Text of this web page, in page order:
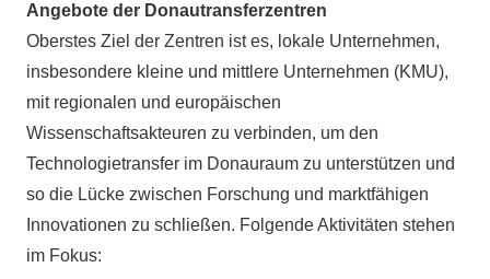
Angebote der Donautransferzentren
Oberstes Ziel der Zentren ist es, lokale Unternehmen,
insbesondere kleine und mittlere Unternehmen (KMU),
mit regionalen und europäischen
Wissenschaftsakteuren zu verbinden, um den
Technologietransfer im Donauraum zu unterstützen und
so die Lücke zwischen Forschung und marktfähigen
Innovationen zu schließen. Folgende Aktivitäten stehen
im Fokus: